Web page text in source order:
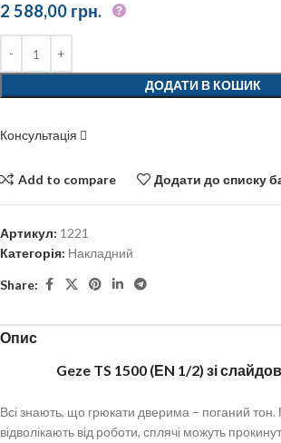
2 588,00 грн.
ДОДАТИ В КОШИК
Консультація
Add to compare Додати до списку
Артикул: 1221
Категорія: Накладний
Share:
Опис
Geze TS 1500 (ЕN 1/2) зі
Всі знають, що грюкати дверима – поганий тон.
відволікають від роботи, сплячі можуть